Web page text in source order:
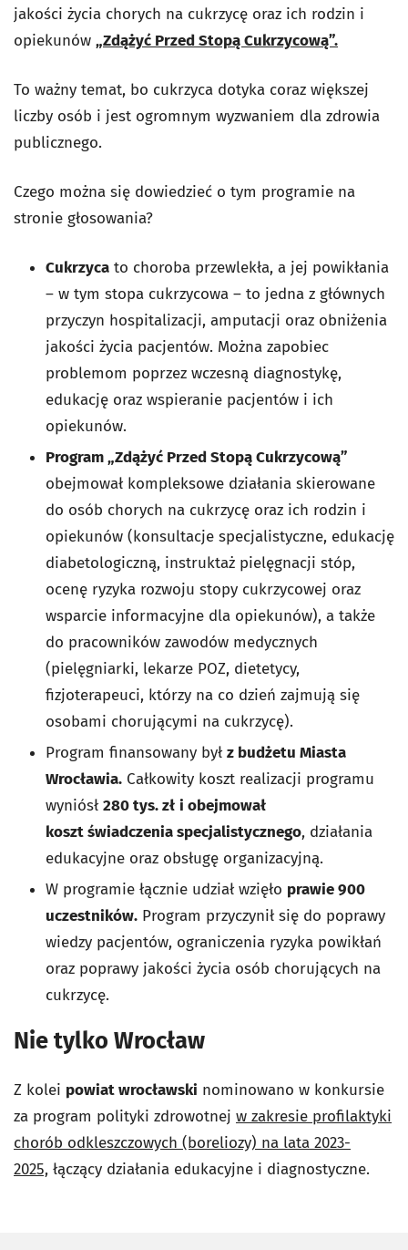
jakości życia chorych na cukrzycę oraz ich rodzin i
opiekunów „Zdążyć Przed Stopą Cukrzycową”.
To ważny temat, bo cukrzyca dotyka coraz większej
liczby osób i jest ogromnym wyzwaniem dla zdrowia
publicznego.
Czego można się dowiedzieć o tym programie na
stronie głosowania?
Cukrzyca to choroba przewlekła, a jej powikłania
– w tym stopa cukrzycowa – to jedna z głównych
przyczyn hospitalizacji, amputacji oraz obniżenia
jakości życia pacjentów. Można zapobiec
problemom poprzez wczesną diagnostykę,
edukację oraz wspieranie pacjentów i ich
opiekunów.
Program „Zdążyć Przed Stopą Cukrzycową”
obejmował kompleksowe działania skierowane
do osób chorych na cukrzycę oraz ich rodzin i
opiekunów (konsultacje specjalistyczne, edukację
diabetologiczną, instruktaż pielęgnacji stóp,
ocenę ryzyka rozwoju stopy cukrzycowej oraz
wsparcie informacyjne dla opiekunów), a także
do pracowników zawodów medycznych
(pielęgniarki, lekarze POZ, dietetycy,
fizjoterapeuci, którzy na co dzień zajmują się
osobami chorującymi na cukrzycę).
Program finansowany byłz budżetu Miasta
Wrocławia. Całkowity koszt realizacji programu
wyniósł280 tys.zł i obejmował
koszt świadczenia specjalistycznego, działania
edukacyjne oraz obsługę organizacyjną.
W programie łącznie udział wzięło prawie 900
uczestników. Program przyczynił się do poprawy
wiedzy pacjentów, ograniczenia ryzyka powikłań
oraz poprawy jakości życia osób chorujących na
cukrzycę.
Nie tylko Wrocław
Z kolei powiat wrocławski nominowano w konkursie
za program polityki zdrowotnej w zakresie profilaktyki
chorób odkleszczowych (boreliozy) na lata 2023-
2025, łączący działania edukacyjne i diagnostyczne.